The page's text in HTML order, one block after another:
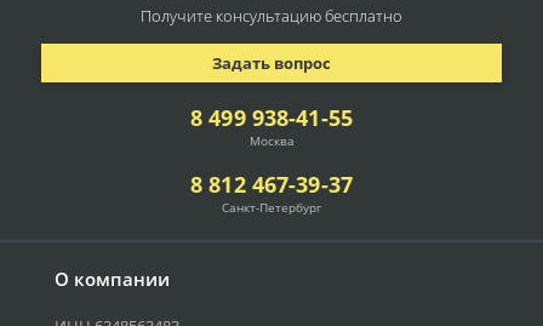
О компании
8 499 938-41-55
Москва
8 812 467-39-37
Санкт-Петербург
Задать вопрос
Получите консультациюбесплатно